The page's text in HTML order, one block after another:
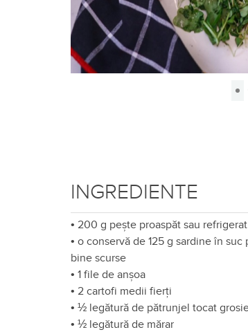
INGREDIENTE
• 200 g pește proaspăt sau refrigerat
• o conservă de 125 g sardine în suc
bine scurse
• 1 file de anșoa
• 2 cartofi medii fierți
• ½ legătură de pătrunjel tocat
• ½ legătură de mărar